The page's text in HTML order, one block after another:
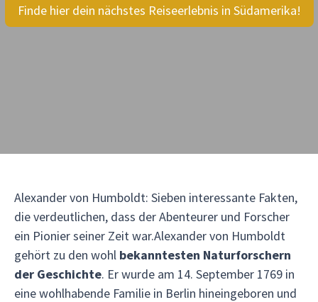
Finde hier dein nächstes Reiseerlebnis in Südamerika!
Alexander von Humboldt: Sieben interessante Fakten,
die verdeutlichen, dass der Abenteurer und Forscher
ein Pionier seiner Zeit war.Alexander von Humboldt
gehört zu den wohl bekanntesten Naturforschern
der Geschichte. Er wurde am 14. September 1769 in
eine wohlhabende Familie in Berlin hineingeboren und